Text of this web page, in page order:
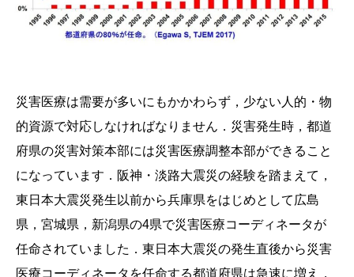
災害医療は需要が多いにもかかわらず，少ない人的・物
的資源で対応しなければなりません．災害発生時，都道
府県の災害対策本部には災害医療調整本部ができること
になっています．阪神・淡路大震災の経験を踏まえて，
東日本大震災発生以前から兵庫県をはじめとして広島
県，宮城県，新潟県の4県で災害医療コーディネータが
任命されていました．東日本大震災の発生直後から災害
医療コーディネータを任命する都道府県は急速に増え，